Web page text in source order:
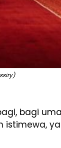
bagi
istimewa,